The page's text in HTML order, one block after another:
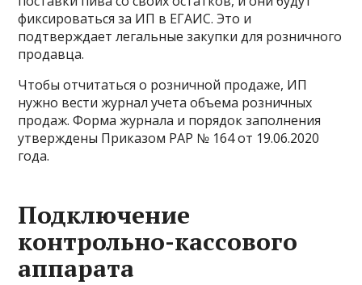
фиксироваться за ИП в ЕГАИС. Это и
подтверждает легальные закупки для розничного
продавца.
Чтобы отчитаться о розничной продаже, ИП
нужно вести журнал учета объема розничных
продаж. Форма журнала и порядок заполнения
утверждены Приказом РАР № 164 от 19.06.2020
года.
Подключение
контрольно-кассового
аппарата